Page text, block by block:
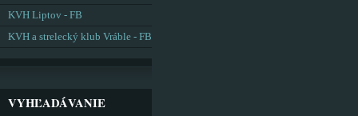
KVH Liptov - FB
KVH a strelecký klub Vráble - FB
VYHĽADÁVANIE